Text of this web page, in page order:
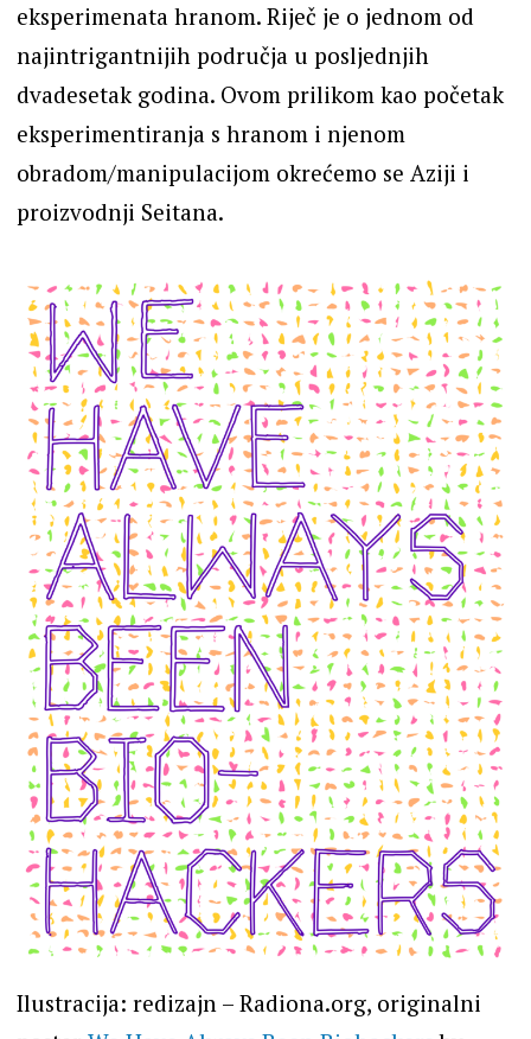
eksperimenata hranom. Riječ je o jednom od
najintrigantnijih područja u posljednjih
dvadesetak godina. Ovom prilikom kao početak
eksperimentiranja s hranom i njenom
obradom/manipulacijom okrećemo se Aziji i
proizvodnji Seitana.
Ilustracija: redizajn – Radiona.org, originalni